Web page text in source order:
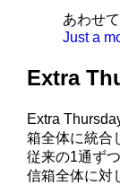
あわせ
Just a
Extra
Extra
箱全体に統合
従来の1通ず
信箱全体に対